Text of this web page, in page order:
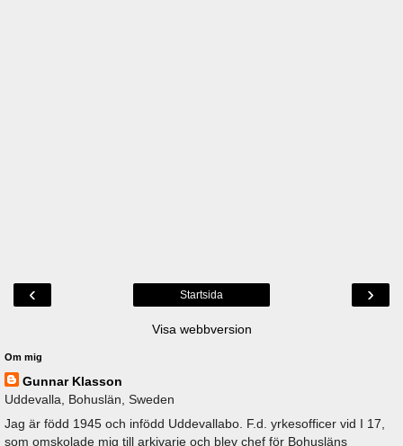
‹ ›
Startsida
Visa webbversion
Om mig
Gunnar Klasson
Uddevalla, Bohuslän, Sweden
Jag är född 1945 och infödd Uddevallabo. F.d. yrkesofficer vid I 17,
som omskolade mig till arkivarie och blev chef för Bohusläns